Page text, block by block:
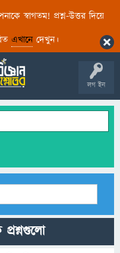
স্বাগতম! প্রশ্ন-উত্তর দিয়ে
এখানেদেখুন।
লগ ইন
প্রশ্নগুলো